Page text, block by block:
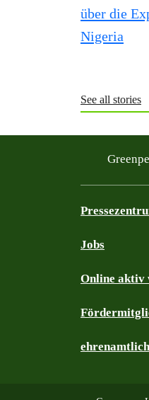
See all stories
Jobs
Online aktiv